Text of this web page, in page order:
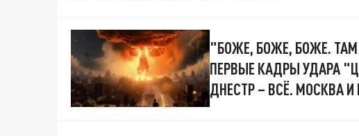
"БОЖЕ, БОЖЕ, БОЖЕ.
ПЕРВЫЕ КАДРЫ УДАРА
ДНЕСТР – ВСЁ. МОСКВА